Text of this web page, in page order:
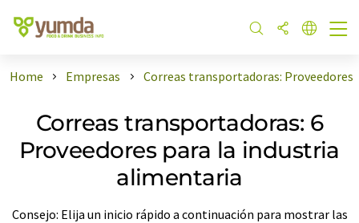
Home Empresas Correas transportadoras: Proveedores
Correas transportadoras: 6
Proveedores para la industria
alimentaria
Consejo: Elija un inicio rápido a continuación para mostrar las